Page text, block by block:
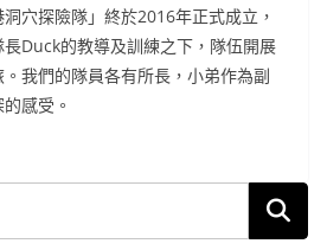
穴探險隊」終於2016年正式成立，
Duck的教導及訓練之下，隊伍開展
我們的隊員各有所長，小弟作為副
感受。